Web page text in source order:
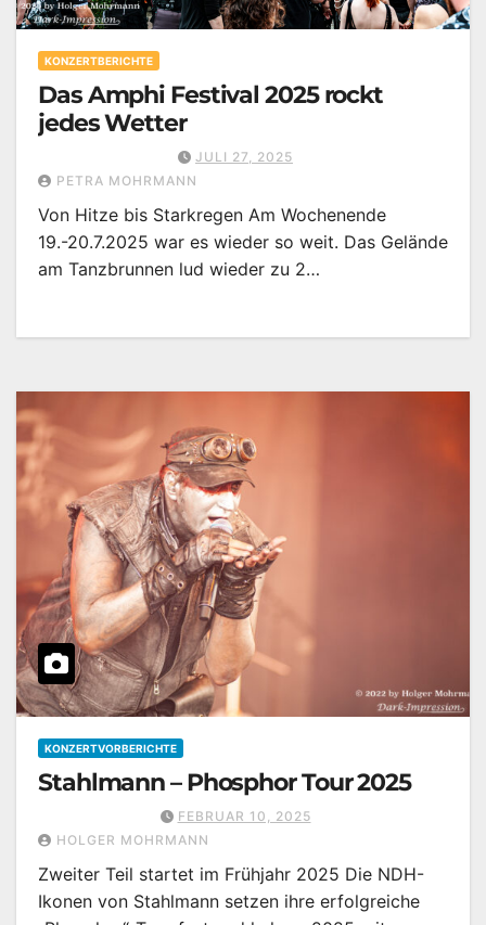
KONZERTBERICHTE
Das Amphi Festival 2025 rockt
jedes Wetter
JULI 27, 2025
PETRA MOHRMANN
Von Hitze bis Starkregen Am Wochenende
19.-20.7.2025 war es wieder so weit. Das Gelände
am Tanzbrunnen lud wieder zu 2…
KONZERTVORBERICHTE
Stahlmann – Phosphor Tour 2025
FEBRUAR 10, 2025
HOLGER MOHRMANN
Zweiter Teil startet im Frühjahr 2025 Die NDH-
Ikonen von Stahlmann setzen ihre erfolgreiche